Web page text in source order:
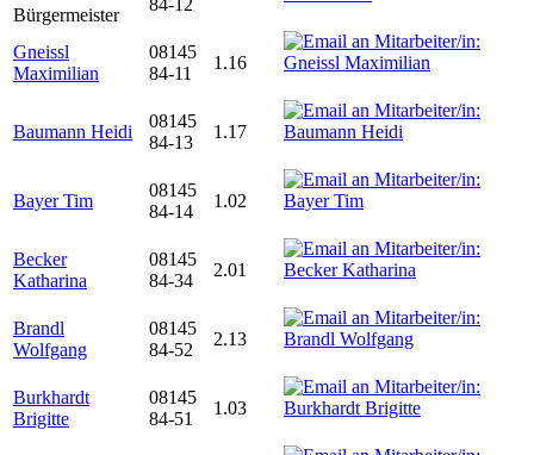
Bürgermeister
84-12
Gneissl
Maximilian
08145
84-11
1.16
Baumann Heidi
08145
84-13
1.17
Bayer Tim
08145
84-14
1.02
Becker
Katharina
08145
84-34
2.01
Brandl
Wolfgang
08145
84-52
2.13
Burkhardt
Brigitte
08145
84-51
1.03